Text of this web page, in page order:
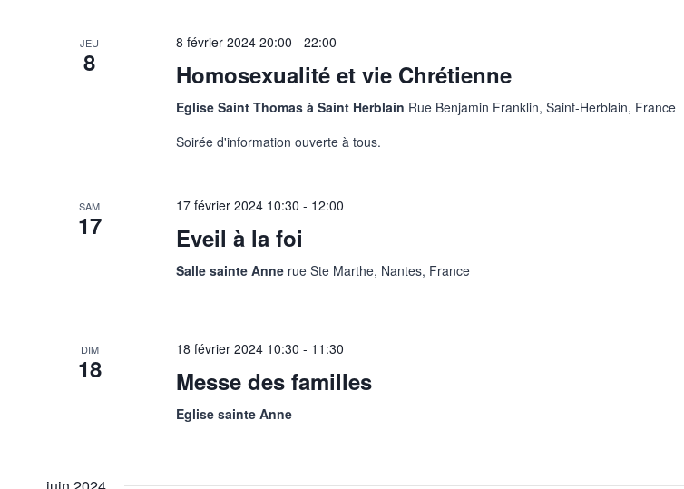
JEU
8
8 février 2024 20:00 -22:00
Homosexualité et vie Chrétienne
Eglise Saint Thomas à Saint Herblain Rue Benjamin Franklin, Saint-Herblain, France
Soirée d'information ouverte à tous.
SAM
17
17 février 2024 10:30 - 12:00
Eveil à la foi
Salle sainte Anne rue Ste Marthe, Nantes, France
DIM
18
18 février 2024 10:30 - 11:30
Messe des familles
Eglise sainte Anne